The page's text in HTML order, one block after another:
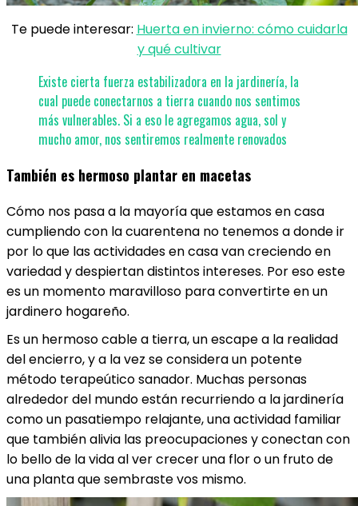
Te puede interesar: Huerta en invierno: cómo cuidarla
y qué cultivar
Existe cierta fuerza estabilizadora en la jardinería, la
cual puede conectarnos a tierra cuando nos sentimos
más vulnerables. Si a eso le agregamos agua, sol y
mucho amor, nos sentiremos realmente renovados
También es hermoso plantar en macetas
Cómo nos pasa a la mayoría que estamos en casa
cumpliendo con la cuarentena no tenemos a donde ir
por lo que las actividades en casa van creciendo en
variedad y despiertan distintos intereses. Por eso este
es un momento maravilloso para convertirte en un
jardinero hogareño.
Es un hermoso cable a tierra, un escape a la realidad
del encierro, y a la vez se considera un potente
método terapeútico sanador. Muchas personas
alrededor del mundo están recurriendo a la jardinería
como un pasatiempo relajante, una actividad familiar
que también alivia las preocupaciones y conectan con
lo bello de la vida al ver crecer una flor o un fruto de
una planta que sembraste vos mismo.